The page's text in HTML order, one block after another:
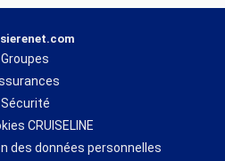
Groupes
Sécurité
CRUISELINE
des données personnelles